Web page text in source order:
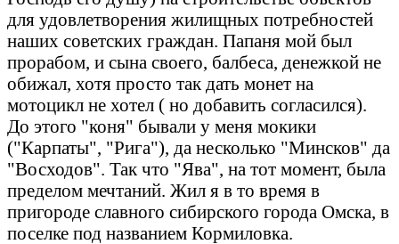
для удовлетворения жилищных потребностей
наших советских граждан. Папаня мой был
прорабом, и сына своего, балбеса, денежкой не
обижал, хотя просто так дать монет на
мотоцикл не хотел ( но добавить согласился).
До этого "коня" бывали у меня мокики
("Карпаты", "Рига"), да несколько "Минсков" да
"Восходов". Так что "Ява", на тот момент, была
пределом мечтаний. Жил я в то время в
пригороде славного сибирского города Омска, в
поселке под названием Кормиловка.